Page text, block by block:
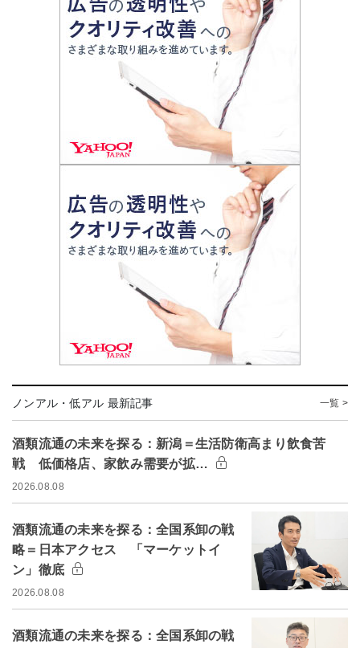
ノンアル・低アル 最新記事 一覧 >
酒類流通の未来を探る：新潟＝生活防衛高まり飲食苦
戦 低価格店、家飲み需要が拡…
2026.08.08
酒類流通の未来を探る：全国系卸の戦
略＝日本アクセス 「マーケットイ
ン」徹底
2026.08.08
酒類流通の未来を探る：全国系卸の戦